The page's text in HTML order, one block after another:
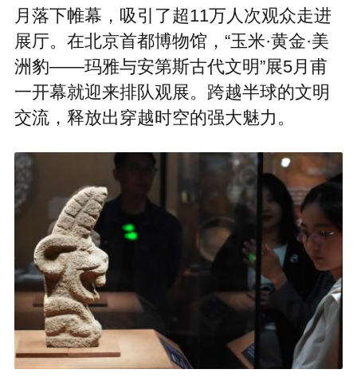
月落下帷幕，吸引了超11万人次观众走进
展厅。在北京首都博物馆，“玉米·黄金·美
洲豹——玛雅与安第斯古代文明”展5月甫
一开幕就迎来排队观展。跨越半球的文明
交流，释放出穿越时空的强大魅力。